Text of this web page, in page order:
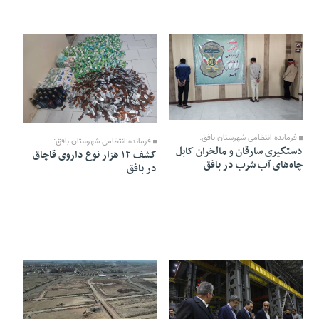
فرمانده انتظامی شهرستان بافق:
دستگیری سارقان و مالخران کابل
چاه‌های آب شرب در بافق
20 Bahman 1404 - 18:59
فرمانده انتظامی شهرستان بافق:
کشف ۱۲ هزار نوع داروی قاچاق
در بافق